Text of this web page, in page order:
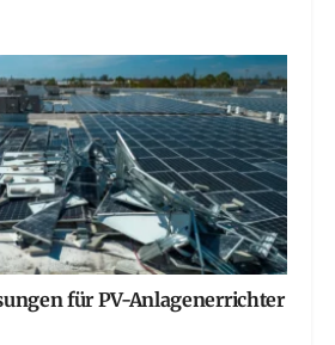
für PV-Anlagenerrichter